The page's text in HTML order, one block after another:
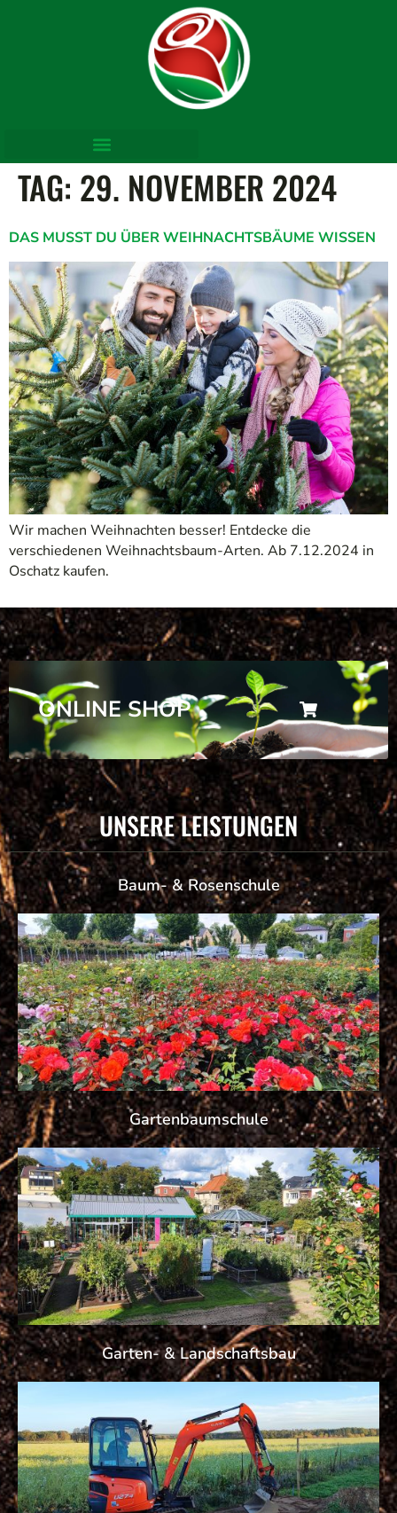
TAG: 29. NOVEMBER 2024
DAS MUSST DU ÜBER WEIHNACHTSBÄUME WISSEN
Wir machen Weihnachten besser! Entdecke die
verschiedenen Weihnachtsbaum-Arten. Ab 7.12.2024 in
Oschatz kaufen.
ONLINE SHOP
UNSERE LEISTUNGEN
Baum- & Rosenschule
Gartenbaumschule
Garten- & Landschaftsbau